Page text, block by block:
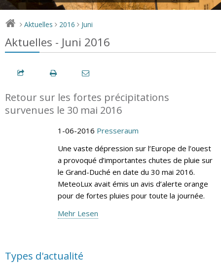
> Aktuelles > 2016 > Juni
Aktuelles - Juni 2016
Retour sur les fortes précipitations
survenues le 30 mai 2016
1-06-2016 Presseraum
Une vaste dépression sur l’Europe de l’ouest
a provoqué d’importantes chutes de pluie sur
le Grand-Duché en date du 30 mai 2016.
MeteoLux avait émis un avis d’alerte orange
pour de fortes pluies pour toute la journée.
Mehr Lesen
Types d'actualité